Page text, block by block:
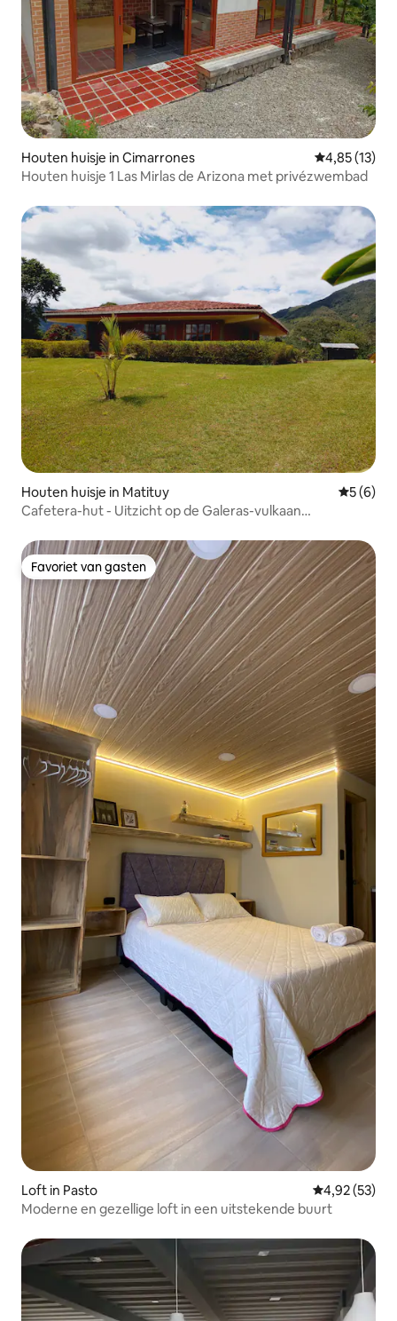
Houten huisje in Cimarrones Gemiddelde
4,85 (13)
Houten huisje 1 Las Mirlas de Arizona met privézwembad
Houten huisje in Matituy
5 (6)
Cafetera-hut - Uitzicht op de Galeras-vulkaan
Favoriet van gasten
Favoriet van gasten
Loft in Pasto Gemiddelde
4,92 (53)
Moderne en gezellige loft in een uitstekende buurt